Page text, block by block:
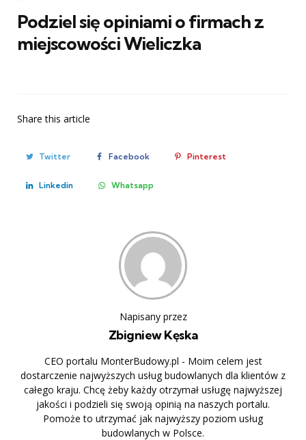
Podziel się opiniami o firmach z
miejscowości Wieliczka
Share this article
Twitter Facebook Pinterest
Linkedin Whatsapp
Napisany przez
Zbigniew Kęska
CEO portalu MonterBudowy.pl - Moim celem jest
dostarczenie najwyższych usług budowlanych dla klientów z
całego kraju. Chcę żeby każdy otrzymał usługę najwyższej
jakości i podzieli się swoją opinią na naszych portalu.
Pomoże to utrzymać jak najwyższy poziom usług
budowlanych w Polsce.